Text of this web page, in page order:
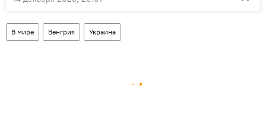
В мире Венгрия Украина